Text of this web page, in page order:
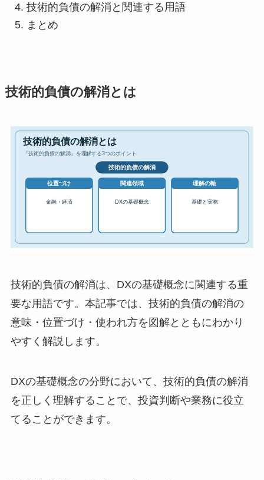
技術的負債の解消と関連する用語
まとめ
技術的負債の解消とは
技術的負債の解消は、DXの基礎概念に関連する重
要な用語です。本記事では、技術的負債の解消の
意味・位置づけ・使われ方を図解とともにわかり
やすく解説します。
DXの基礎概念の分野において、技術的負債の解消
を正しく理解することで、投資判断や業務に役立
てることができます。